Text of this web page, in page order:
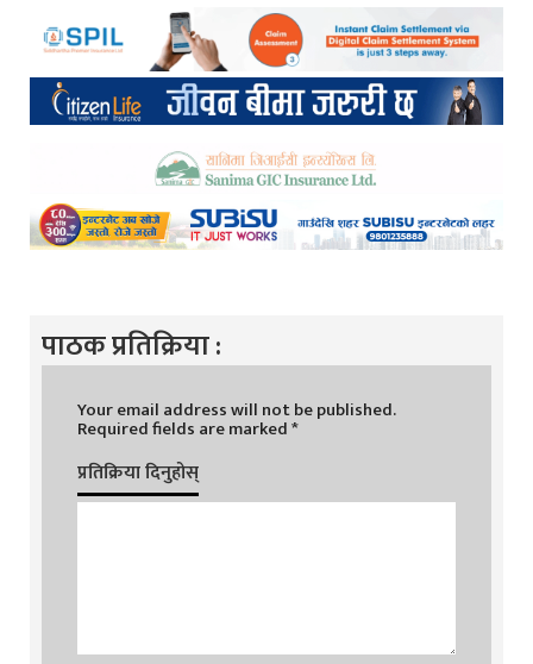
पाठक प्रतिक्रिया :
Your email address will not be published.
Required fields are marked*
प्रतिक्रिया दिनुहोस्